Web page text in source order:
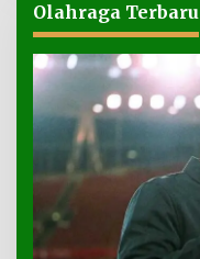
Olahraga Terbaru